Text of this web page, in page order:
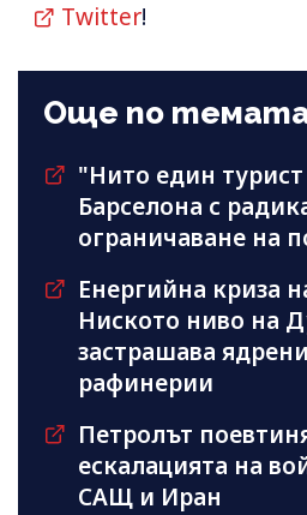
Twitter!
Още по
"Нито един
Барселона с
ограничаване на
Енергийна криза
Ниското ниво на
застрашава
рафинерии
Петролът
ескалацията на
САЩ и Иран